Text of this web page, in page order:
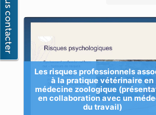
Les risques professionnels
à la pratique vétérinaire en
médecine zoologique
en collaboration avec un
du travail)